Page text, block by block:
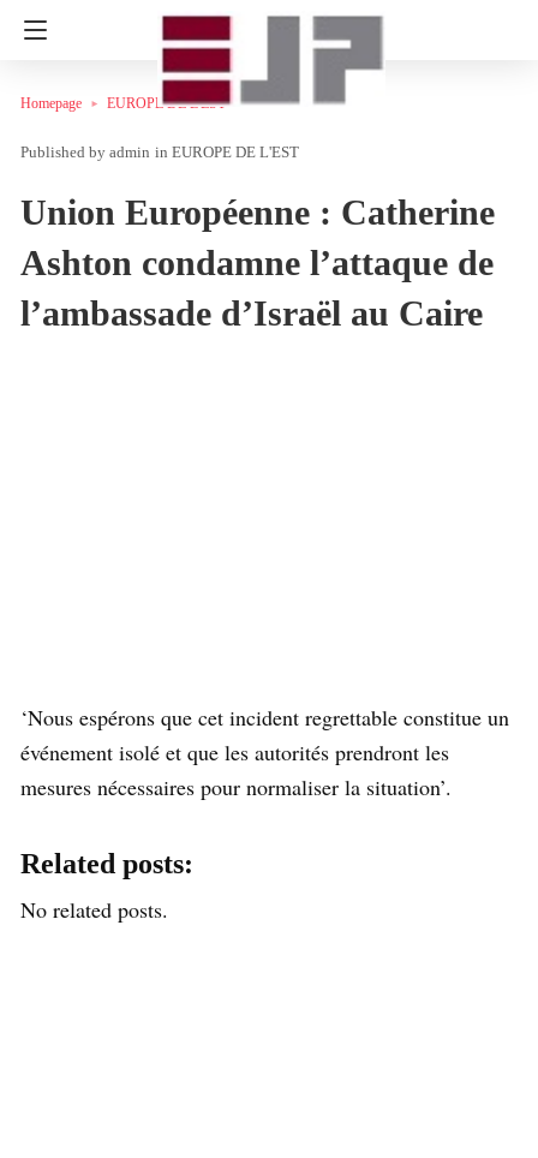
Homepage EUROPE DE L'EST
admin in EUROPE DE L'EST
Union Européenne : Catherine
Ashton condamne l’attaque de
l’ambassade d’Israël au Caire
‘Nous espérons que cet incident regrettable constitue un
événement isolé et que les autorités prendront les
mesures nécessaires pour normaliser la situation’.
Related posts:
No related posts.